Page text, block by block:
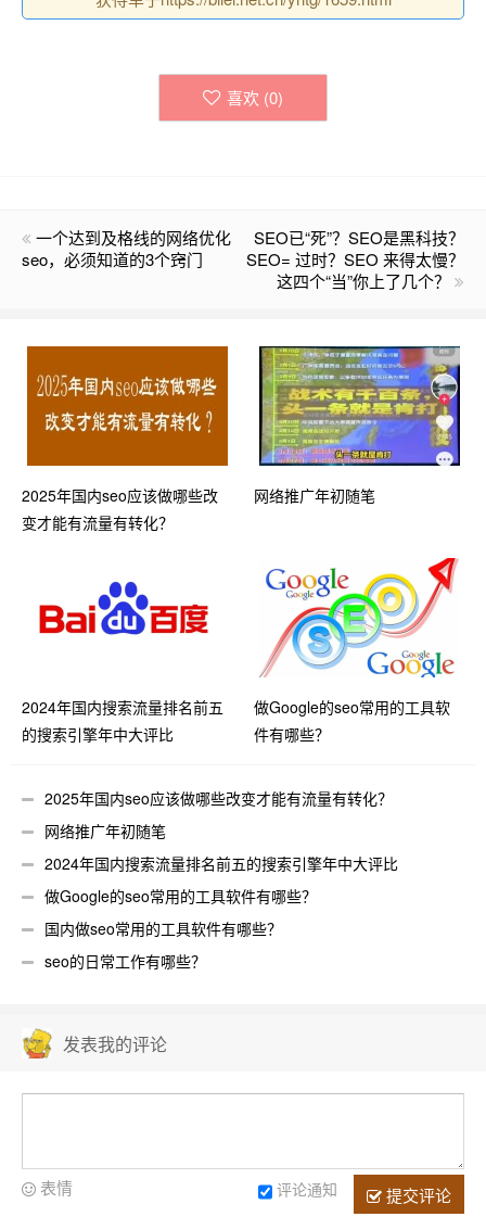
喜欢 (0)
一个达到及格线的网络优化
seo，必须知道的3个窍门
SEO已“死”？SEO是黑科技？
SEO= 过时？SEO 来得太慢？
这四个“当”你上了几个？
2025年国内seo应该做哪些改
变才能有流量有转化？
网络推广年初随笔
2024年国内搜索流量排名前五
的搜索引擎年中大评比
做Google的seo常用的工具软
件有哪些？
2025年国内seo应该做哪些改变才能有流量有转化？
网络推广年初随笔
2024年国内搜索流量排名前五的搜索引擎年中大评比
做Google的seo常用的工具软件有哪些？
国内做seo常用的工具软件有哪些？
seo的日常工作有哪些？
发表我的评论
提交评论
评论通知
表情